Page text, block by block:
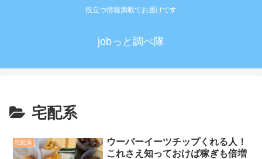
役立つ情報満載でお届けです
jobっと調べ隊
宅配系
宅配系
ウーバーイーツチップくれる人！
これさえ知っておけば稼ぎも倍増